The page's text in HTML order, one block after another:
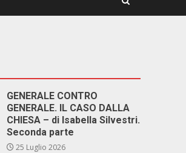
GENERALE CONTRO
GENERALE. IL CASO DALLA
CHIESA – di Isabella Silvestri.
Seconda parte
25 Luglio 2026